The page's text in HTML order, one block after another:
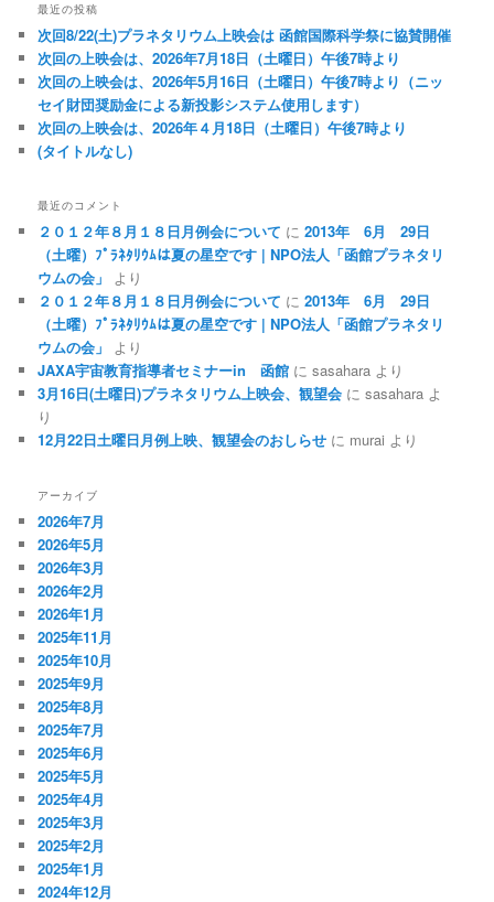
最近の投稿
次回8/22(土)プラネタリウム上映会は 函館国際科学祭に協賛開催
次回の上映会は、2026年7月18日（土曜日）午後7時より
次回の上映会は、2026年5月16日（土曜日）午後7時より（ニッ
セイ財団奨励金による新投影システム使用します）
次回の上映会は、2026年４月18日（土曜日）午後7時より
(タイトルなし)
最近のコメント
２０１２年８月１８日月例会について に2013年 6月 29日
（土曜）ﾌﾟﾗﾈﾀﾘｳﾑは夏の星空です | NPO法人「函館プラネタリ
ウムの会」
より
２０１２年８月１８日月例会について に2013年 6月 29日
（土曜）ﾌﾟﾗﾈﾀﾘｳﾑは夏の星空です | NPO法人「函館プラネタリ
ウムの会」
より
JAXA宇宙教育指導者セミナーin 函館 にsasahara より
3月16日(土曜日)プラネタリウム上映会、観望会 にsasahara よ
り
12月22日土曜日月例上映、観望会のおしらせ に murai より
アーカイブ
2026年7月
2026年5月
2026年3月
2026年2月
2026年1月
2025年11月
2025年10月
2025年9月
2025年8月
2025年7月
2025年6月
2025年5月
2025年4月
2025年3月
2025年2月
2025年1月
2024年12月